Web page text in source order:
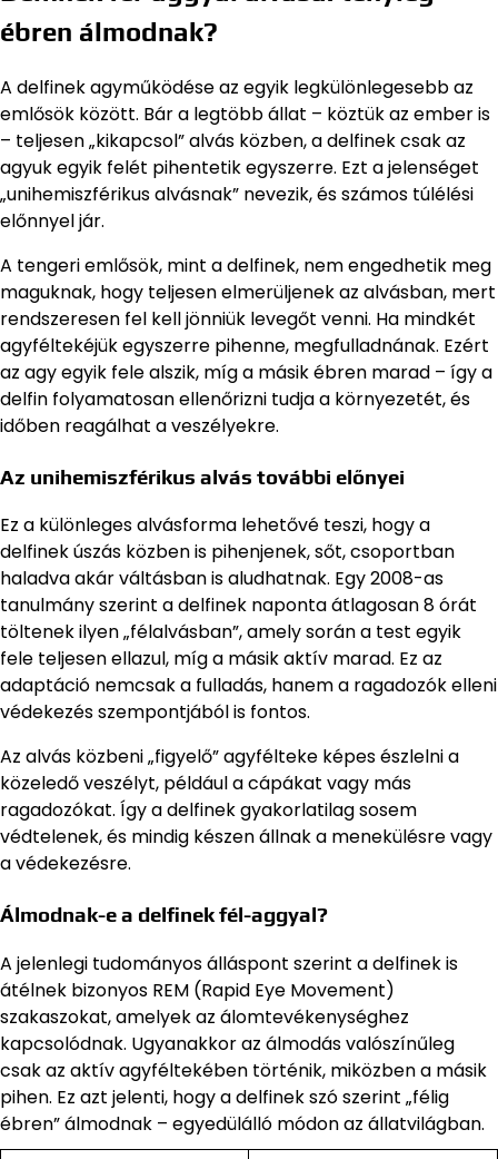
ébren álmodnak?
A delfinek agyműködése az egyik legkülönlegesebb az
emlősök között. Bár a legtöbb állat – köztük az ember is
– teljesen „kikapcsol” alvás közben, a delfinek csak az
agyuk egyik felét pihentetik egyszerre. Ezt a jelenséget
„unihemiszférikus alvásnak” nevezik, és számos túlélési
előnnyel jár.
A tengeri emlősök, mint a delfinek, nem engedhetik meg
maguknak, hogy teljesen elmerüljenek az alvásban, mert
rendszeresen fel kell jönniük levegőt venni. Ha mindkét
agyféltekéjük egyszerre pihenne, megfulladnának. Ezért
az agy egyik fele alszik, míg a másik ébren marad – így a
delfin folyamatosan ellenőrizni tudja a környezetét, és
időben reagálhat a veszélyekre.
Az unihemiszférikus alvás további előnyei
Ez a különleges alvásforma lehetővé teszi, hogy a
delfinek úszás közben is pihenjenek, sőt, csoportban
haladva akár váltásban is aludhatnak. Egy 2008-as
tanulmány szerint a delfinek naponta átlagosan 8 órát
töltenek ilyen „félalvásban”, amely során a test egyik
fele teljesen ellazul, míg a másik aktív marad. Ez az
adaptáció nemcsak a fulladás, hanem a ragadozók elleni
védekezés szempontjából is fontos.
Az alvás közbeni „figyelő” agyfélteke képes észlelni a
közeledő veszélyt, például a cápákat vagy más
ragadozókat. Így a delfinek gyakorlatilag sosem
védtelenek, és mindig készen állnak a menekülésre vagy
a védekezésre.
Álmodnak-e a delfinek fél-aggyal?
A jelenlegi tudományos álláspont szerint a delfinek is
átélnek bizonyos REM (Rapid Eye Movement)
szakaszokat, amelyek az álomtevékenységhez
kapcsolódnak. Ugyanakkor az álmodás valószínűleg
csak az aktív agyféltekében történik, miközben a másik
pihen. Ez azt jelenti, hogy a delfinek szó szerint „félig
ébren” álmodnak – egyedülálló módon az állatvilágban.